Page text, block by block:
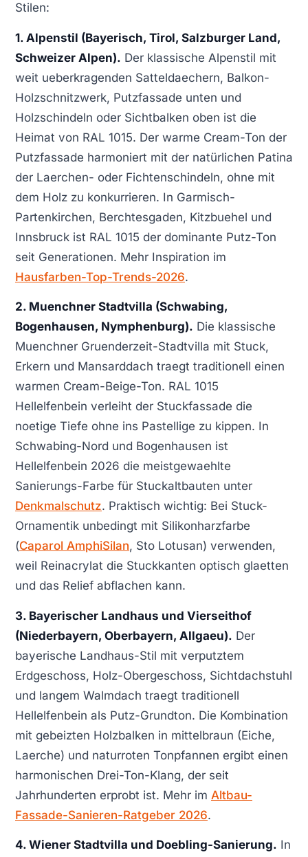
Stilen:
1. Alpenstil (Bayerisch, Tirol, Salzburger Land,
Schweizer Alpen). Der klassische Alpenstil mit
weit ueberkragenden Satteldaechern, Balkon-
Holzschnitzwerk, Putzfassade unten und
Holzschindeln oder Sichtbalken oben ist die
Heimat von RAL 1015. Der warme Cream-Ton der
Putzfassade harmoniert mit der natürlichen Patina
der Laerchen- oder Fichtenschindeln, ohne mit
dem Holz zu konkurrieren. In Garmisch-
Partenkirchen, Berchtesgaden, Kitzbuehel und
Innsbruck ist RAL 1015 der dominante Putz-Ton
seit Generationen. Mehr Inspiration im
Hausfarben-Top-Trends-2026.
2. Muenchner Stadtvilla (Schwabing,
Bogenhausen, Nymphenburg). Die klassische
Muenchner Gruenderzeit-Stadtvilla mit Stuck,
Erkern und Mansarddach traegt traditionell einen
warmen Cream-Beige-Ton. RAL 1015
Hellelfenbein verleiht der Stuckfassade die
noetige Tiefe ohne ins Pastellige zu kippen. In
Schwabing-Nord und Bogenhausen ist
Hellelfenbein 2026 die meistgewaehlte
Sanierungs-Farbe für Stuckaltbauten unter
Denkmalschutz. Praktisch wichtig: Bei Stuck-
Ornamentik unbedingt mit Silikonharzfarbe
(Caparol AmphiSilan, Sto Lotusan) verwenden,
weil Reinacrylat die Stuckkanten optisch glaetten
und das Relief abflachen kann.
3. Bayerischer Landhaus und Vierseithof
(Niederbayern, Oberbayern, Allgaeu). Der
bayerische Landhaus-Stil mit verputztem
Erdgeschoss, Holz-Obergeschoss, Sichtdachstuhl
und langem Walmdach traegt traditionell
Hellelfenbein als Putz-Grundton. Die Kombination
mit gebeizten Holzbalken in mittelbraun (Eiche,
Laerche) und naturroten Tonpfannen ergibt einen
harmonischen Drei-Ton-Klang, der seit
Jahrhunderten erprobt ist. Mehr im Altbau-
Fassade-Sanieren-Ratgeber 2026.
4. Wiener Stadtvilla und Doebling-Sanierung. In